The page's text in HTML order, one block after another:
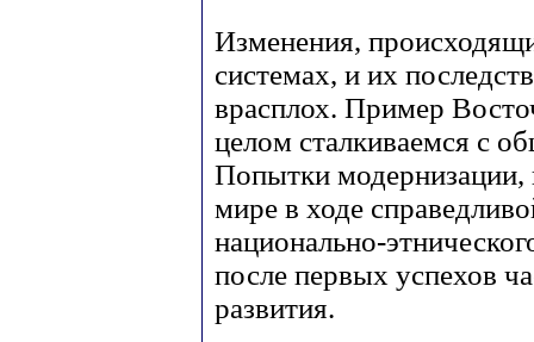
Изменения,
системах, и их
врасплох. Пример
целом сталкиваемся с
Попытки модернизации,
мире в ходе
национально-
после первых успехов
развития.